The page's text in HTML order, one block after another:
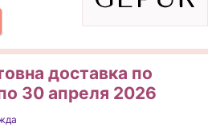
доставка по
30 апреля 2026